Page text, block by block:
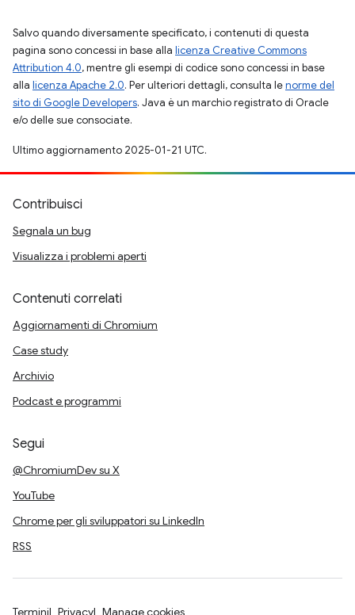
Salvo quando diversamente specificato, i contenuti di questa
pagina sono concessi in base alla licenza Creative Commons
Attribution 4.0, mentre gli esempi di codice sono concessi in base
alla licenza Apache 2.0. Per ulteriori dettagli, consulta lenorme del
sito di Google Developers. Java è un marchio registrato di Oracle
e/o delle sue consociate.
Ultimo aggiornamento 2025-01-21 UTC.
Contribuisci
Segnala un bug
Visualizza i problemi aperti
Contenuti correlati
Aggiornamenti di Chromium
Case study
Archivio
Podcast e programmi
Segui
@ChromiumDev su X
YouTube
Chrome per gli sviluppatori su LinkedIn
RSS
Termini Privacy Manage cookies